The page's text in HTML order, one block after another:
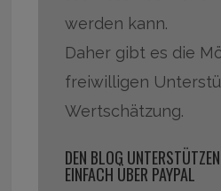
werden kann.
Daher gibt es die
freiwilligen
Wertschätzung.
DEN BLOG
EINFACH ÜBER PAYPAL